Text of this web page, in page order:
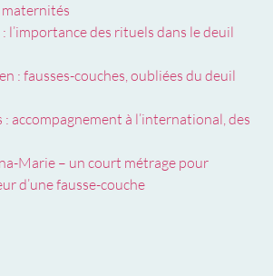
maternités
l’importance des rituels dans le deuil
: fausses-couches, oubliées du deuil
: accompagnement à l’international, des
Marie – un court métrage pour
d’une fausse-couche